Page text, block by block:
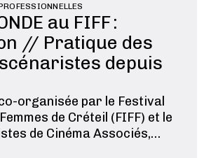
au FIFF :
// Pratique des
depuis
organisée par le Festival
de Créteil (FIFF) et le
de Cinéma Associés,
19 mars 2024 au FIFF.